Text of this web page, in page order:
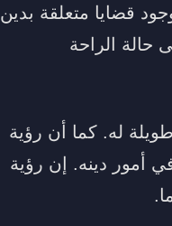
قضايا متعلقة بدين
حالة الراحة
له. كما أن رؤية
أمور دينه. إن رؤية